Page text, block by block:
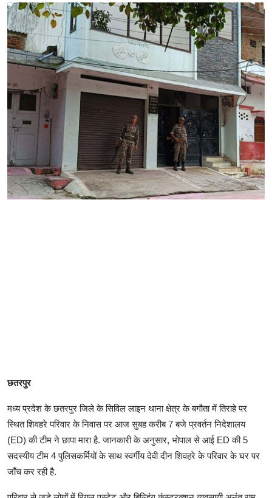
धर्म
लाइफस्टाइल
छतरपुर
मध्‍य प्रदेश के छतरपुर जिले के सिविल लाइन थाना क्षेत्र के बगौता में तिराहे पर
स्थित शिवहरे परिवार के निवास पर आज सुबह करीब 7 बजे प्रवर्तन निदेशालय
(ED) की टीम ने छापा मारा है. जानकारी के अनुसार, भोपाल से आई ED की 5
सदस्यीय टीम 4 पुलिसकर्मियों के साथ स्वर्गीय देवी दीन शिवहरे के परिवार के घर पर
जाँच कर रही है.